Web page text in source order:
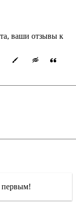
ваши отзывы к
первым!